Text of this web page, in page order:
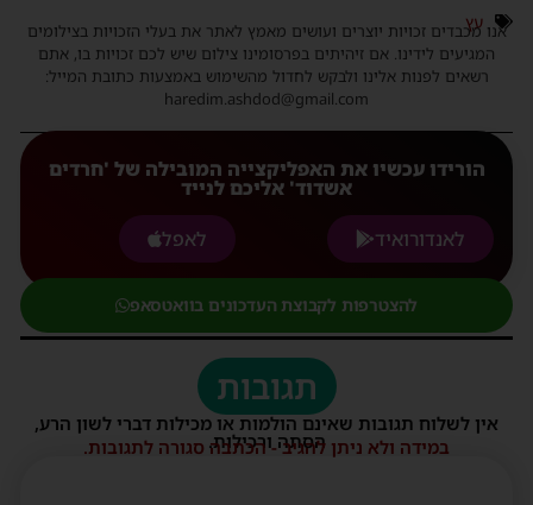
עץ
אנו מכבדים זכויות יוצרים ועושים מאמץ לאתר את בעלי הזכויות בצילומים
המגיעים לידינו. אם זיהיתים בפרסומינו צילום שיש לכם זכויות בו, אתם
רשאים לפנות אלינו ולבקש לחדול מהשימוש באמצעות כתובת המייל:
haredim.ashdod@gmail.com
הורידו עכשיו את האפליקצייה המובילה של 'חרדים
אשדוד' אליכם לנייד
לאנדורואיד
לאפל
להצטרפות לקבוצת העדכונים בוואטסאפ
תגובות
אין לשלוח תגובות שאינם הולמות או מכילות דברי לשון הרע,
הסתה ורכילות.
במידה ולא ניתן להגיב - הכתבה סגורה לתגובות.